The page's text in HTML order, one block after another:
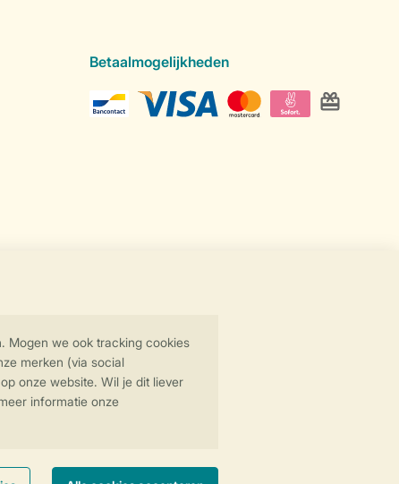
Betaalmogelijkheden
© 2026 Landal